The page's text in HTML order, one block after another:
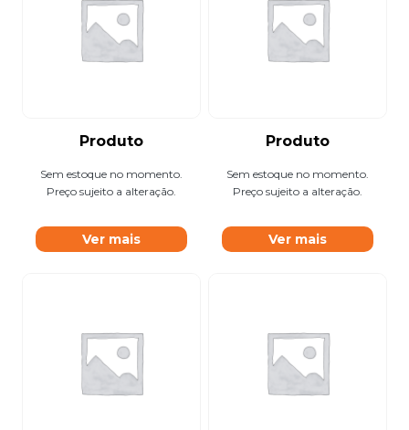
Produto
Sem estoque no momento.
Preço sujeito a alteração.
Ver mais
Produto
Sem estoque no momento.
Preço sujeito a alteração.
Ver mais